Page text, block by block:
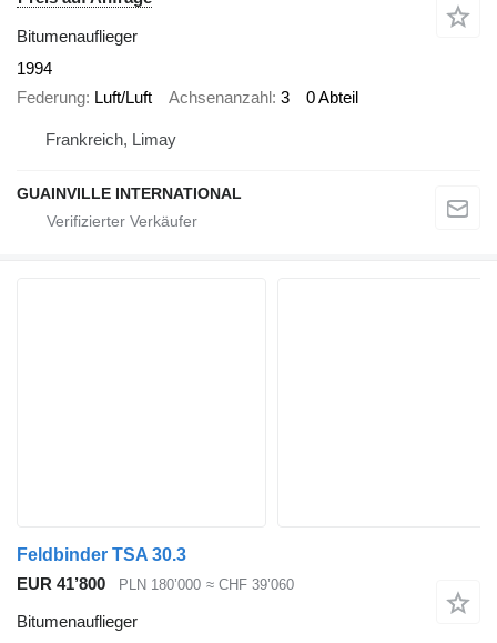
Bitumenauflieger
1994
Federung Luft/Luft Achsenanzahl 3 0 Abteil
Frankreich, Limay
GUAINVILLE INTERNATIONAL
Feldbinder TSA 30.3
EUR 41’800
PLN 180’000 ≈ CHF 39’060
Bitumenauflieger